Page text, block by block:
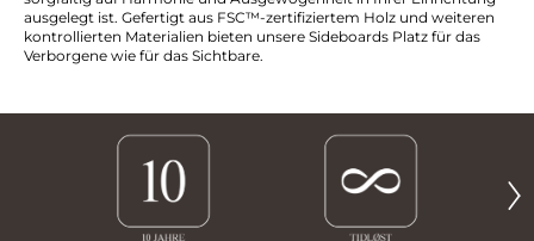
ausgelegt ist. Gefertigt aus FSC™-zertifiziertem Holz und weiteren
kontrollierten Materialien bieten unsere Sideboards Platz für das
Verborgene wie für das Sichtbare.